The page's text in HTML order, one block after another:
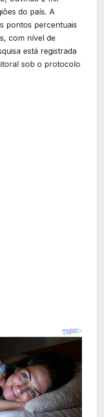
do país. A
pontos percentuais
com nível de
está registrada
sob o protocolo